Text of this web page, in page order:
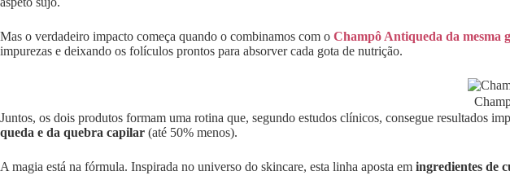
Mas o verdadeiro impacto começa quando o combinamos com o Champô Antiqueda da mesma
impurezas e deixando os folículos prontos para absorver cada gota de nutrição.
Juntos, os dois produtos formam uma rotina que, segundo estudos clínicos, consegue resultados
queda e da quebra capilar (até 50% menos).
A magia está na fórmula. Inspirada no universo do skincare, esta linha aposta em ingredientes de